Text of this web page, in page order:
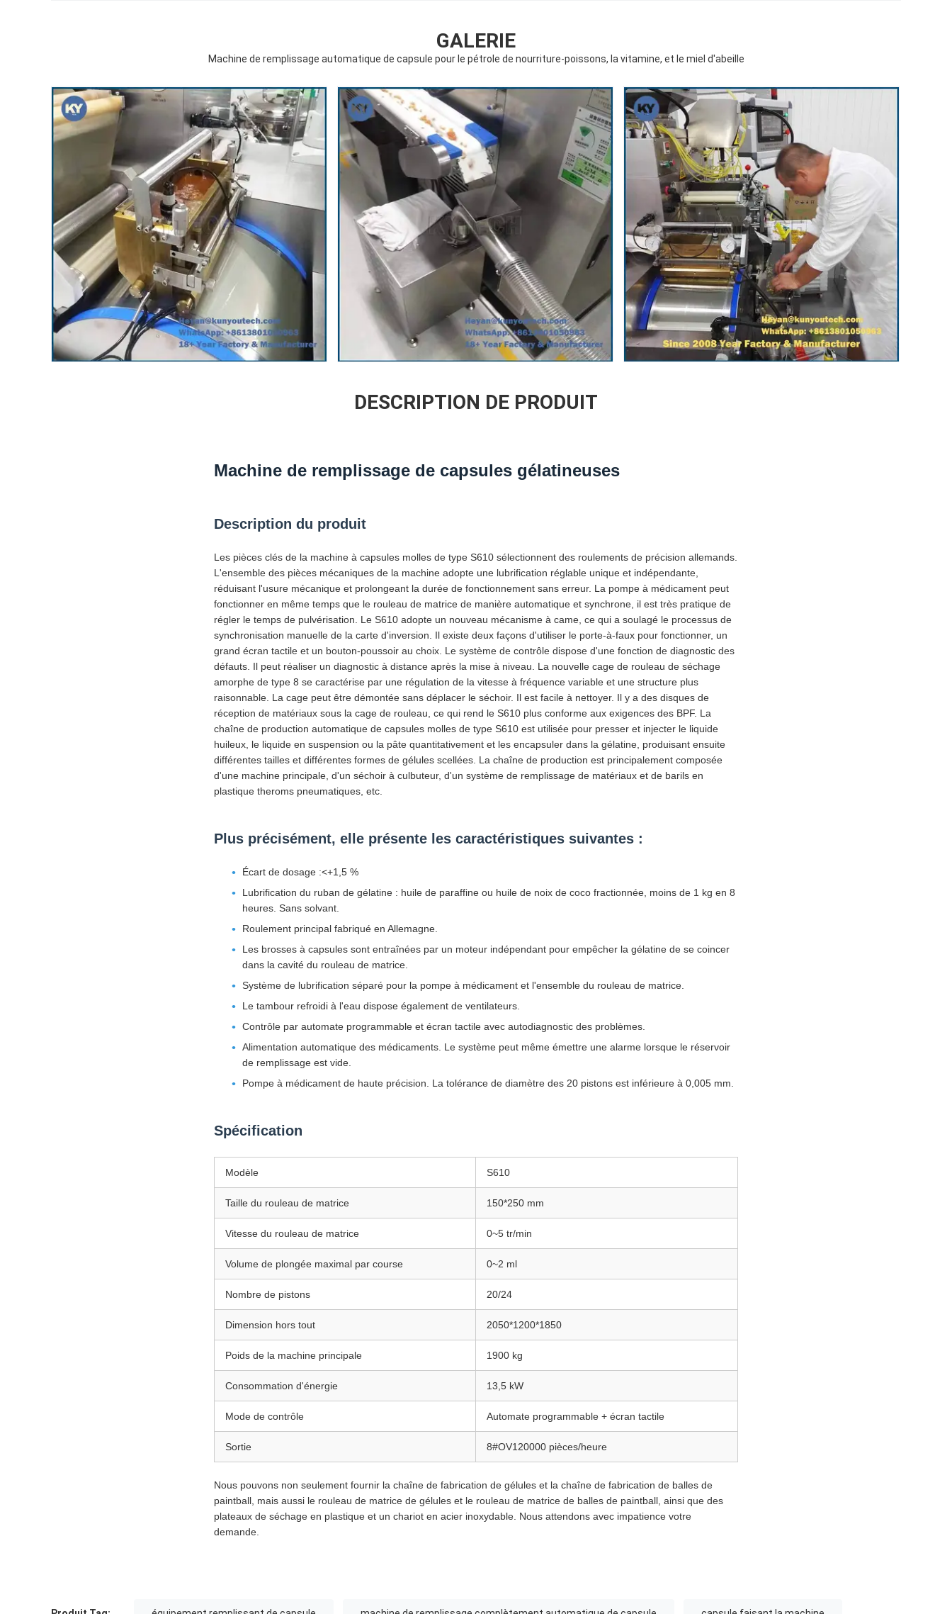
GALERIE
Machine de remplissage automatique de capsule pour le pétrole de nourriture-poissons, la vitamine, et le miel d'abeille
DESCRIPTION DE PRODUIT
Machine de remplissage de capsules gélatineuses
Description du produit
Les pièces clés de la machine à capsules molles de type S610 sélectionnent des roulements de précision allemands.
L'ensemble des pièces mécaniques de la machine adopte une lubrification réglable unique et indépendante,
réduisant l'usure mécanique et prolongeant la durée de fonctionnement sans erreur. La pompe à médicament peut
fonctionner en même temps que le rouleau de matrice de manière automatique et synchrone, il est très pratique de
régler le temps de pulvérisation. Le S610 adopte un nouveau mécanisme à came, ce qui a soulagé le processus de
synchronisation manuelle de la carte d'inversion. Il existe deux façons d'utiliser le porte-à-faux pour fonctionner, un
grand écran tactile et un bouton-poussoir au choix. Le système de contrôle dispose d'une fonction de diagnostic des
défauts. Il peut réaliser un diagnostic à distance après la mise à niveau. La nouvelle cage de rouleau de séchage
amorphe de type 8 se caractérise par une régulation de la vitesse à fréquence variable et une structure plus
raisonnable. La cage peut être démontée sans déplacer le séchoir. Il est facile à nettoyer. Il y a des disques de
réception de matériaux sous la cage de rouleau, ce qui rend le S610 plus conforme aux exigences des BPF. La
chaîne de production automatique de capsules molles de type S610 est utilisée pour presser et injecter le liquide
huileux, le liquide en suspension ou la pâte quantitativement et les encapsuler dans la gélatine, produisant ensuite
différentes tailles et différentes formes de gélules scellées. La chaîne de production est principalement composée
d'une machine principale, d'un séchoir à culbuteur, d'un système de remplissage de matériaux et de barils en
plastique theroms pneumatiques, etc.
Plus précisément, elle présente les caractéristiques suivantes :
Écart de dosage :<+1,5 %
Lubrification du ruban de gélatine : huile de paraffine ou huile de noix de coco fractionnée, moins de 1 kg en 8
heures. Sans solvant.
Roulement principal fabriqué en Allemagne.
Les brosses à capsules sont entraînées par un moteur indépendant pour empêcher la gélatine de se coincer
dans la cavité du rouleau de matrice.
Système de lubrification séparé pour la pompe à médicament et l'ensemble du rouleau de matrice.
Le tambour refroidi à l'eau dispose également de ventilateurs.
Contrôle par automate programmable et écran tactile avec autodiagnostic des problèmes.
Alimentation automatique des médicaments. Le système peut même émettre une alarme lorsque le réservoir
de remplissage est vide.
Pompe à médicament de haute précision. La tolérance de diamètre des 20 pistons est inférieure à 0,005 mm.
Spécification
Modèle S610
Taille du rouleau de matrice 150*250 mm
Vitesse du rouleau de matrice 0~5 tr/min
Volume de plongée maximal par course 0~2 ml
Nombre de pistons 20/24
Dimension hors tout 2050*1200*1850
Poids de la machine principale 1900 kg
Consommation d'énergie 13,5 kW
Mode de contrôle Automate programmable + écran tactile
Sortie 8#OV120000 pièces/heure
Nous pouvons non seulement fournir la chaîne de fabrication de gélules et la chaîne de fabrication de balles de
paintball, mais aussi le rouleau de matrice de gélules et le rouleau de matrice de balles de paintball, ainsi que des
plateaux de séchage en plastique et un chariot en acier inoxydable. Nous attendons avec impatience votre
demande.